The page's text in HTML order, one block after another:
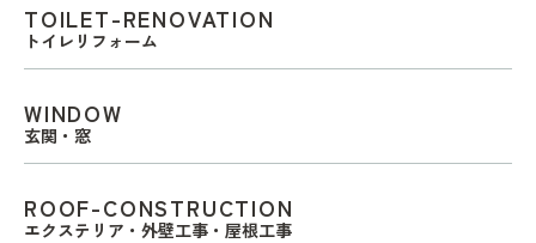
TOILET-RENOVATION
トイレリフォーム
WINDOW
玄関・窓
ROOF-CONSTRUCTION
エクステリア・外壁工事・屋根工事